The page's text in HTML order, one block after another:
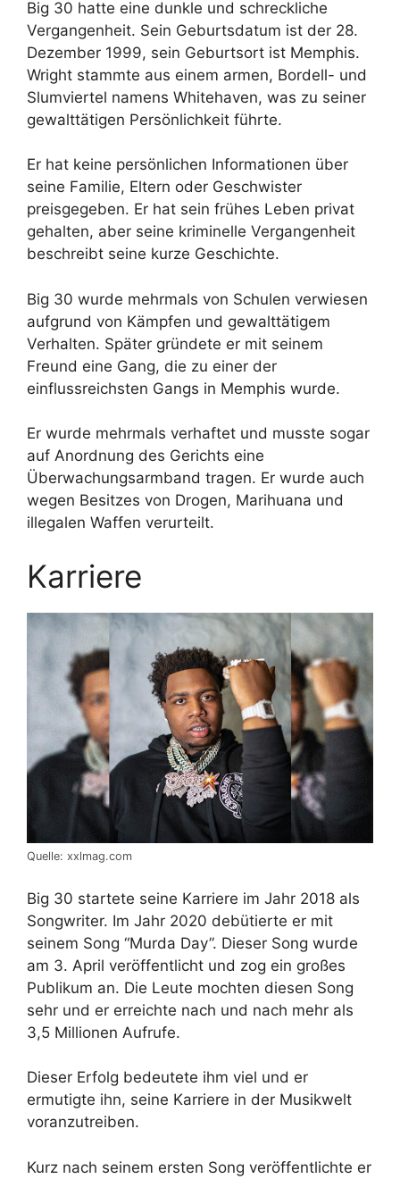
Big 30 hatte eine dunkle und schreckliche
Vergangenheit. Sein Geburtsdatum ist der 28.
Dezember 1999, sein Geburtsort ist Memphis.
Wright stammte aus einem armen, Bordell- und
Slumviertel namens Whitehaven, was zu seiner
gewalttätigen Persönlichkeit führte.
Er hat keine persönlichen Informationen über
seine Familie, Eltern oder Geschwister
preisgegeben. Er hat sein frühes Leben privat
gehalten, aber seine kriminelle Vergangenheit
beschreibt seine kurze Geschichte.
Big 30 wurde mehrmals von Schulen verwiesen
aufgrund von Kämpfen und gewalttätigem
Verhalten. Später gründete er mit seinem
Freund eine Gang, die zu einer der
einflussreichsten Gangs in Memphis wurde.
Er wurde mehrmals verhaftet und musste sogar
auf Anordnung des Gerichts eine
Überwachungsarmband tragen. Er wurde auch
wegen Besitzes von Drogen, Marihuana und
illegalen Waffen verurteilt.
Karriere
Quelle: xxlmag.com
Big 30 startete seine Karriere im Jahr 2018 als
Songwriter. Im Jahr 2020 debütierte er mit
seinem Song “Murda Day”. Dieser Song wurde
am 3. April veröffentlicht und zog ein großes
Publikum an. Die Leute mochten diesen Song
sehr und er erreichte nach und nach mehr als
3,5 Millionen Aufrufe.
Dieser Erfolg bedeutete ihm viel und er
ermutigte ihn, seine Karriere in der Musikwelt
voranzutreiben.
Kurz nach seinem ersten Song veröffentlichte er